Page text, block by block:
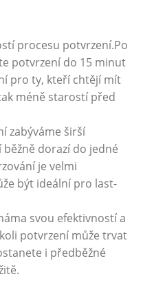
procesu potvrzení.Po
potvrzení do 15 minut
pro ty, kteří chtějí mít
méně starostí před
zabýváme širší
dorazí do jedné
je velmi
být ideální pro last-
svou efektivností a
potvrzení může trvat
i předběžné